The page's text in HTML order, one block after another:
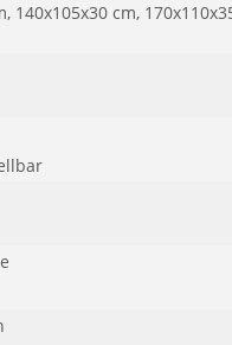
140x105x30 cm,